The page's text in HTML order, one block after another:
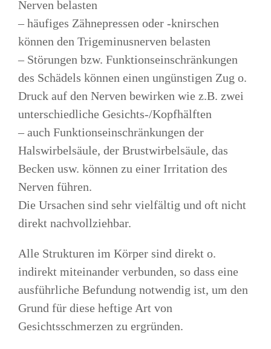
Nerven belasten
– häufiges Zähnepressen oder -knirschen
können den Trigeminusnerven belasten
– Störungen bzw. Funktionseinschränkungen
des Schädels können einen ungünstigen Zug o.
Druck auf den Nerven bewirken wie z.B. zwei
unterschiedliche Gesichts-/Kopfhälften
– auch Funktionseinschränkungen der
Halswirbelsäule, der Brustwirbelsäule, das
Becken usw. können zu einer Irritation des
Nerven führen.
Die Ursachen sind sehr vielfältig und oft nicht
direkt nachvollziehbar.
Alle Strukturen im Körper sind direkt o.
indirekt miteinander verbunden, so dass eine
ausführliche Befundung notwendig ist, um den
Grund für diese heftige Art von
Gesichtsschmerzen zu ergründen.